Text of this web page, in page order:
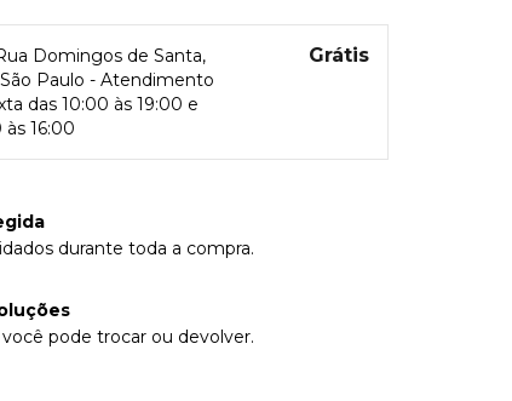
Domingos de Santa,
São Paulo - Atendimento
das 10:00 às 19:00 e
16:00
Grátis
durante toda a compra.
pode trocar ou devolver.